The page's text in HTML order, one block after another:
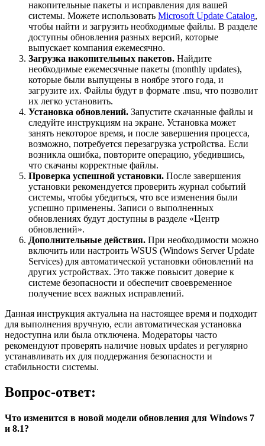
накопительные пакеты и исправления для вашей
системы. Можете использовать Microsoft Update Catalog,
чтобы найти и загрузить необходимые файлы. В разделе
доступны обновления разных версий, которые
выпускает компания ежемесячно.
Загрузка накопительных пакетов. Найдите
необходимые ежемесячные пакеты (monthly updates),
которые были выпущены в ноябре этого года, и
загрузите их. Файлы будут в формате .msu, что позволит
их легко установить.
Установка обновлений. Запустите скачанные файлы и
следуйте инструкциям на экране. Установка может
занять некоторое время, и после завершения процесса,
возможно, потребуется перезагрузка устройства. Если
возникла ошибка, повторите операцию, убедившись,
что скачаны корректные файлы.
Проверка успешной установки. После завершения
установки рекомендуется проверить журнал событий
системы, чтобы убедиться, что все изменения были
успешно применены. Записи о выполненных
обновлениях будут доступны в разделе «Центр
обновлений».
Дополнительные действия. При необходимости можно
включить или настроить WSUS (Windows Server Update
Services) для автоматической установки обновлений на
других устройствах. Это также повысит доверие к
системе безопасности и обеспечит своевременное
получение всех важных исправлений.
Данная инструкция актуальна на настоящее время и подходит
для выполнения вручную, если автоматическая установка
недоступна или была отключена. Модераторы часто
рекомендуют проверять наличие новых updates и регулярно
устанавливать их для поддержания безопасности и
стабильности системы.
Вопрос-ответ:
Что изменится в новой модели обновления для Windows 7
и 8.1?